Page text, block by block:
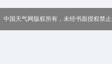
中国天气网版权所有，未经书面授权